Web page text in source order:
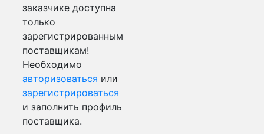
заказчике доступна
только
зарегистрированным
поставщикам!
Необходимо
авторизоваться или
зарегистрироваться
и заполнить профиль
поставщика.